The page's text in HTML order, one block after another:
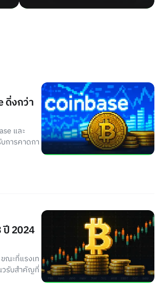
ดิ่งกว่า
และ
การคาดกา
ปี 2024
ณะที่แรงเท
วรับสำคัญที่